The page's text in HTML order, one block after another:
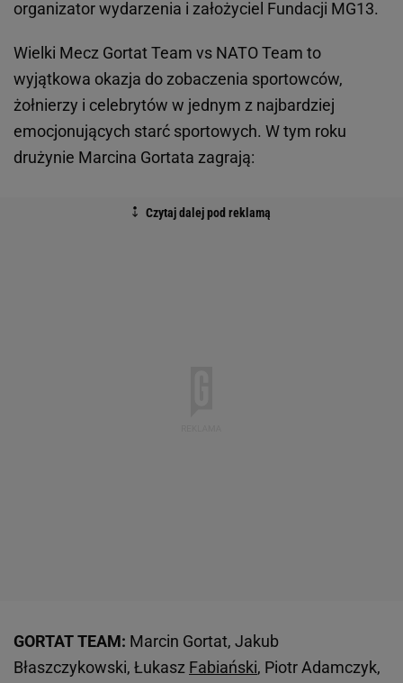
organizator wydarzenia i założyciel Fundacji MG13.
Wielki Mecz Gortat Team vs NATO Team to
wyjątkowa okazja do zobaczenia sportowców,
żołnierzy i celebrytów w jednym z najbardziej
emocjonujących starć sportowych. W tym roku
drużynie Marcina Gortata zagrają:
GORTAT TEAM: Marcin Gortat, Jakub
Błaszczykowski, Łukasz Fabiański, Piotr Adamczyk,